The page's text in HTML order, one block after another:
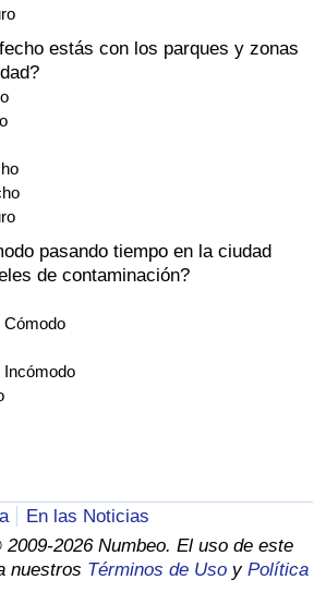
estás con los parques y zonas
pasando tiempo en la ciudad
de contaminación?
Cómodo
Incómodo
En las Noticias
2026 Numbeo. El uso de este
nuestros Términos de Uso y Política